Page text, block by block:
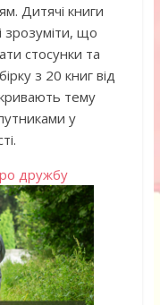
Дитячі книги
що
стосунки та
з 20 книг від
тему
у
дружбу